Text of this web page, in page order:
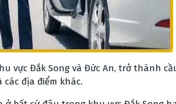
vực Đắk Song và Đức An, trở thành
địa điểm khác.